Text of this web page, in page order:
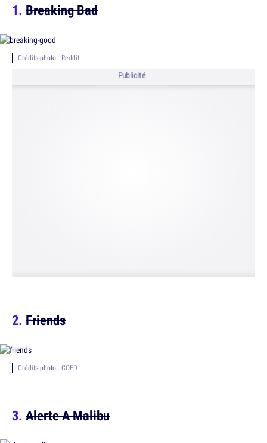
Breaking Bad
Crédits photo : Reddit
Publicité
Friends
Crédits photo : COED
Alerte A Malibu